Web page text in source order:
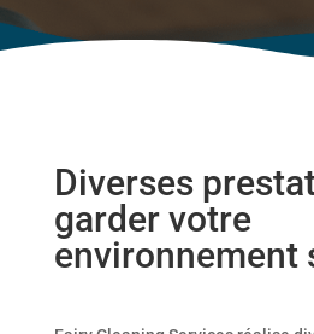
Diverses
garder votre
environnement